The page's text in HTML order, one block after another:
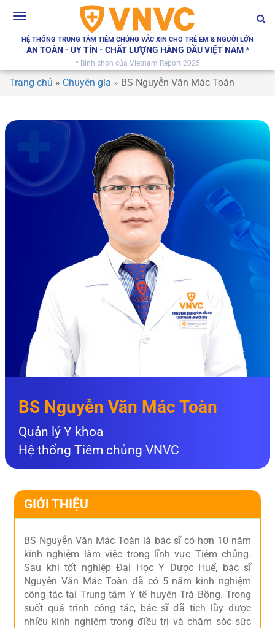
Toggle
HỆ THỐNG TRUNG TÂM TIÊM CHỦNG VẮC XIN CHO TRẺ EM & NGƯỜI LỚN
AN TOÀN - UY TÍN - CHẤT LƯỢNG HÀNG ĐẦU VIỆT NAM *
* Bình chọn của Vietnam Report 2025
Trang chủ » Chuyên gia » BS Nguyễn Văn Mác Toàn
BS Nguyễn Văn Mác Toàn
Quản lý Y khoa
Hệ thống Tiêm chủng VNVC
GIỚI THIỆU
BS Nguyễn Văn Mác Toàn là bác sĩ có hơn 10 năm
kinh nghiệm làm việc trong lĩnh vực Tiêm chủng.
Sau khi tốt nghiệp Đại Học Y Dược Huế, bác sĩ
Nguyễn Văn Mác Toàn đã có 5 năm kinh nghiệm
công tác tại Trung tâm Y tế huyện Trà Bồng. Trong
suốt quá trình công tác, bác sĩ đã tích lũy được
nhiều kinh nghiệm trong điều trị và chăm sóc sức